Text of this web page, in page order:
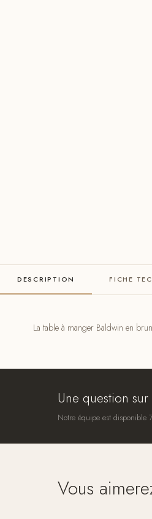
DESCRIPTION FICHE
La table à manger Baldwin en
Une question sur
Notre équipe est disponible
Vous